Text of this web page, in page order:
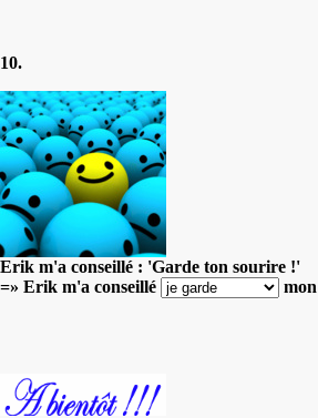
10.
Erik m'a conseillé : 'Garde ton sourire !'
=» Erik m'a conseillé